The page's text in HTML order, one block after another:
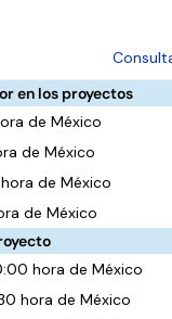
en los proyectos
de México
de México
de México
de México
hora de México
hora de México